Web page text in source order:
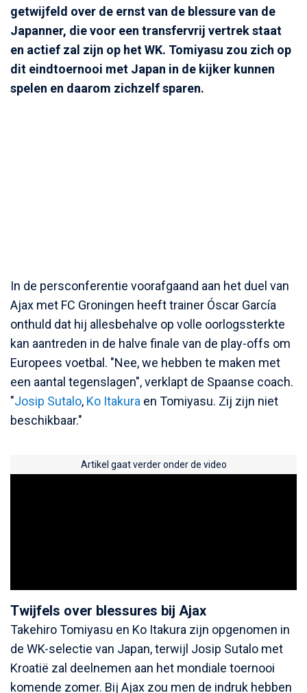
getwijfeld over de ernst van de blessure van de
Japanner, die voor een transfervrij vertrek staat
en actief zal zijn op het WK. Tomiyasu zou zich op
dit eindtoernooi met Japan in de kijker kunnen
spelen en daarom zichzelf sparen.
In de persconferentie voorafgaand aan het duel van
Ajax met FC Groningen heeft trainer Óscar García
onthuld dat hij allesbehalve op volle oorlogssterkte
kan aantreden in de halve finale van de play-offs om
Europees voetbal. "Nee, we hebben te maken met
een aantal tegenslagen", verklapt de Spaanse coach.
"Josip Sutalo, Ko Itakura en Tomiyasu. Zij zijn niet
beschikbaar."
Artikel gaat verder onder de video
Twijfels over blessures bij Ajax
Takehiro Tomiyasu en Ko Itakura zijn opgenomen in
de WK-selectie van Japan, terwijl Josip Sutalo met
Kroatië zal deelnemen aan het mondiale toernooi
komende zomer. Bij Ajax zou men de indruk hebben